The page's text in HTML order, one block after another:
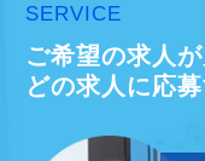
SERVICE
ご希望の求人
どの求人に応